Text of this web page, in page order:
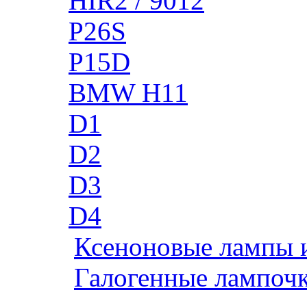
P26S
P15D
BMW H11
D1
D2
D3
D4
Ксеноновые лампы
Галогенные